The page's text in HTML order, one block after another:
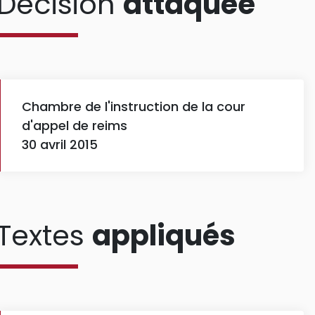
Chambre de l'instruction de la cour
d'appel de reims
30 avril 2015
appliqués